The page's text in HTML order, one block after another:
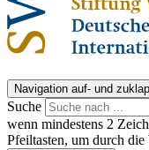
Navigation auf- und
Suche
wenn mindestens 2
Pfeiltasten, um durch